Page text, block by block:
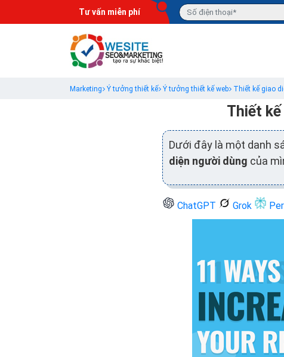
Tư vấn miễn phí
Marketing Ý tưởng thiết kế Ý tưởng thiết kế web Thiết kế giao
Thiết
Dưới đây là một danh
diện người dùng của
ChatGPT Grok